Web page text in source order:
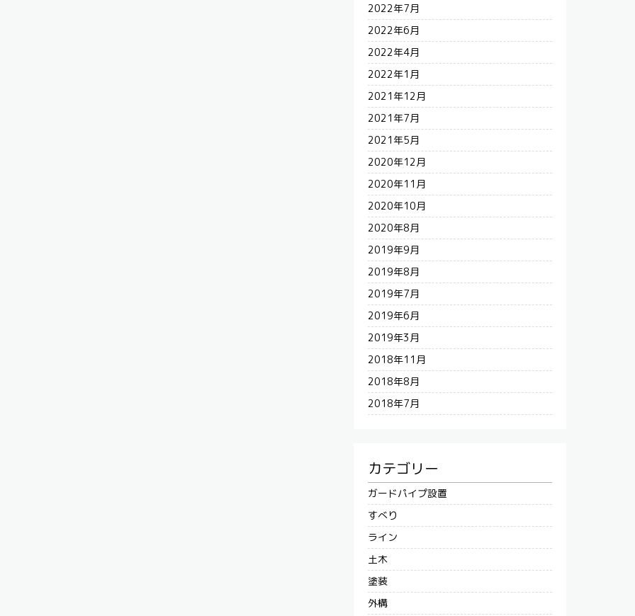
2022年7月
2022年6月
2022年4月
2022年1月
2021年12月
2021年7月
2021年5月
2020年12月
2020年11月
2020年10月
2020年8月
2019年9月
2019年8月
2019年7月
2019年6月
2019年3月
2018年11月
2018年8月
2018年7月
カテゴリー
ガードパイプ設置
すべり
ライン
土木
塗装
外構